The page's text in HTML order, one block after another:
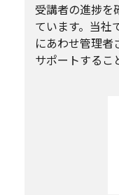
受講者の進捗を
ています。当社
にあわせ管理者
サポートするこ